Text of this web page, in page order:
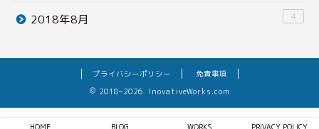
2018年8月 4
プライバシーポリシー
免責事項
2018–2026 InovativeWorks.com
HOME BLOG WORKS PRIVACY POLICY